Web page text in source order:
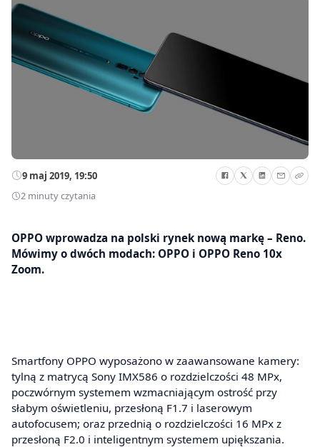
9 maj 2019, 19:50
2 minuty czytania
OPPO wprowadza na polski rynek nową markę – Reno.
Mówimy o dwóch modach: OPPO i OPPO Reno 10x
Zoom.
Smartfony OPPO wyposażono w zaawansowane kamery:
tylną z matrycą Sony IMX586 o rozdzielczości 48 MPx,
poczwórnym systemem wzmacniającym ostrość przy
słabym oświetleniu, przesłoną F1.7 i laserowym
autofocusem; oraz przednią o rozdzielczości 16 MPx z
przesłoną F2.0 i inteligentnym systemem upiększania.